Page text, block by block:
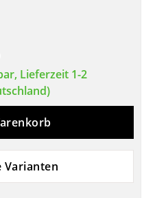
Lieferzeit 1-2
Varianten